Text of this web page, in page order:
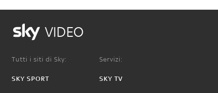
VIDEO
Tutti i siti di Sky:
SKY SPORT
Servizi:
SKY TV